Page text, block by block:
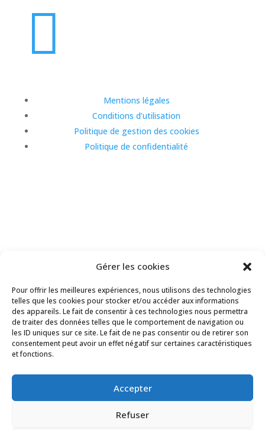
Gérer les cookies
Pour offrir les meilleures expériences, nous utilisons des technologies
telles que les cookies pour stocker et/ou accéder aux informations
des appareils. Le fait de consentir à ces technologies nous permettra
de traiter des données telles que le comportement de navigation ou
les ID uniques sur ce site. Le fait de ne pas consentir ou de retirer son
consentement peut avoir un effet négatif sur certaines caractéristiques
et fonctions.
Accepter
Refuser

Mentions légales
Conditions d’utilisation
Politique de gestion des cookies
Politique de confidentialité
Copyright Le Trait d’Union du Cailly 2024